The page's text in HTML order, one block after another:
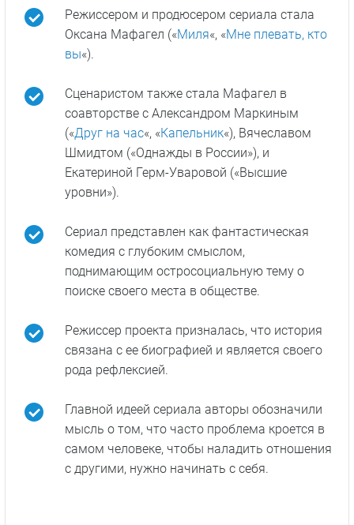
Режиссером и продюсером сериала стала
Оксана Мафагел («Миля«, «Мне плевать, кто
вы«).
Сценаристом также стала Мафагел в
соавторстве с Александром Маркиным
(«Друг на час«, «Капельник«), Вячеславом
Шмидтом («Однажды в России»), и
Екатериной Герм-Уваровой («Высшие
уровни»).
Сериал представлен как фантастическая
комедия с глубоким смыслом,
поднимающим остросоциальную тему о
поиске своего места в обществе.
Режиссер проекта призналась, что история
связана с ее биографией и является своего
рода рефлексией.
Главной идеей сериала авторы обозначили
мысль о том, что часто проблема кроется в
самом человеке, чтобы наладить отношения
с другими, нужно начинать с себя.